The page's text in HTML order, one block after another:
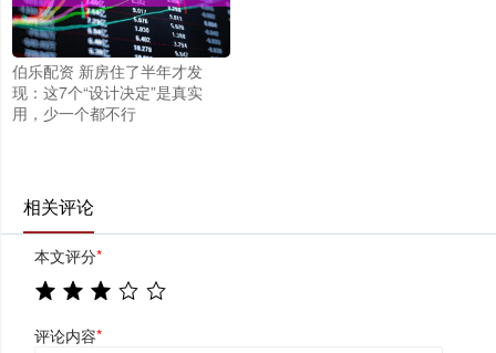
伯乐配资 新房住了半年才发
现：这7个“设计决定”是真实
用，少一个都不行
相关评论
本文评分*
评论内容*